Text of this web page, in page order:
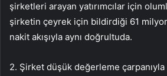
şirketleri arayan yatırımcılar için
şirketin çeyrek için bildirdiği 61
nakit akışıyla aynı doğrultuda.
2. Şirket düşük değerleme